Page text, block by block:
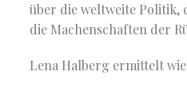
über die weltweite Politik,
die Machenschaften der
Lena Halberg ermittelt